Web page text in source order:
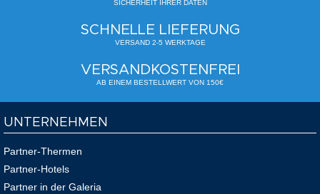
SICHERHEIT IHRER DATEN
SCHNELLE LIEFERUNG
VERSAND 2-5 WERKTAGE
VERSANDKOSTENFREI
AB EINEM BESTELLWERT VON 150€
UNTERNEHMEN
Partner-Thermen
Partner-Hotels
Partner in der Galeria